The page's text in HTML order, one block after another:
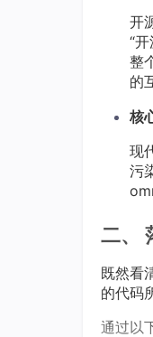
开
“
整
的
核
现
污
二、
既然看
的代码
通过以